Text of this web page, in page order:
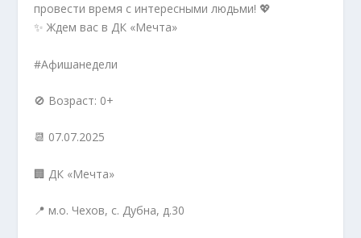
провести время с интересными людьми! 💖
✨ Ждем вас в ДК «Мечта»
#Афишанедели
🚫 Возраст: 0+
📆 07.07.2025
🏢 ДК «Мечта»
📍 м.о. Чехов, с. Дубна, д.30